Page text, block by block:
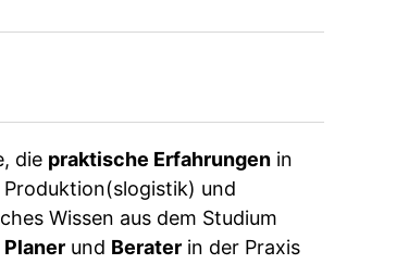
die praktische Erfahrungen in
Produktion(slogistik) und
Wissen aus dem Studium
Planer und Berater in der Praxis